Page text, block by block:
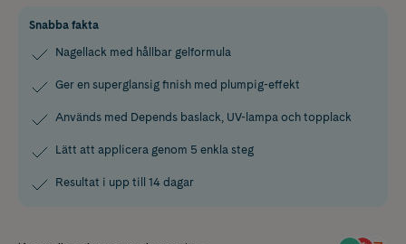
Snabba fakta
Nagellack med hållbar gelformula
Ger en superglansig finish med plumpig-effekt
Används med Depends baslack, UV-lampa och topplack
Lätt att applicera genom 5 enkla steg
Resultat i upp till 14 dagar